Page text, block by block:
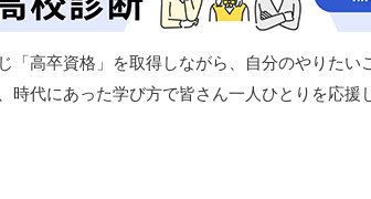
「高卒資格」を取得しながら、自分のやりたい
時代にあった学び方で皆さん一人ひとりを応援